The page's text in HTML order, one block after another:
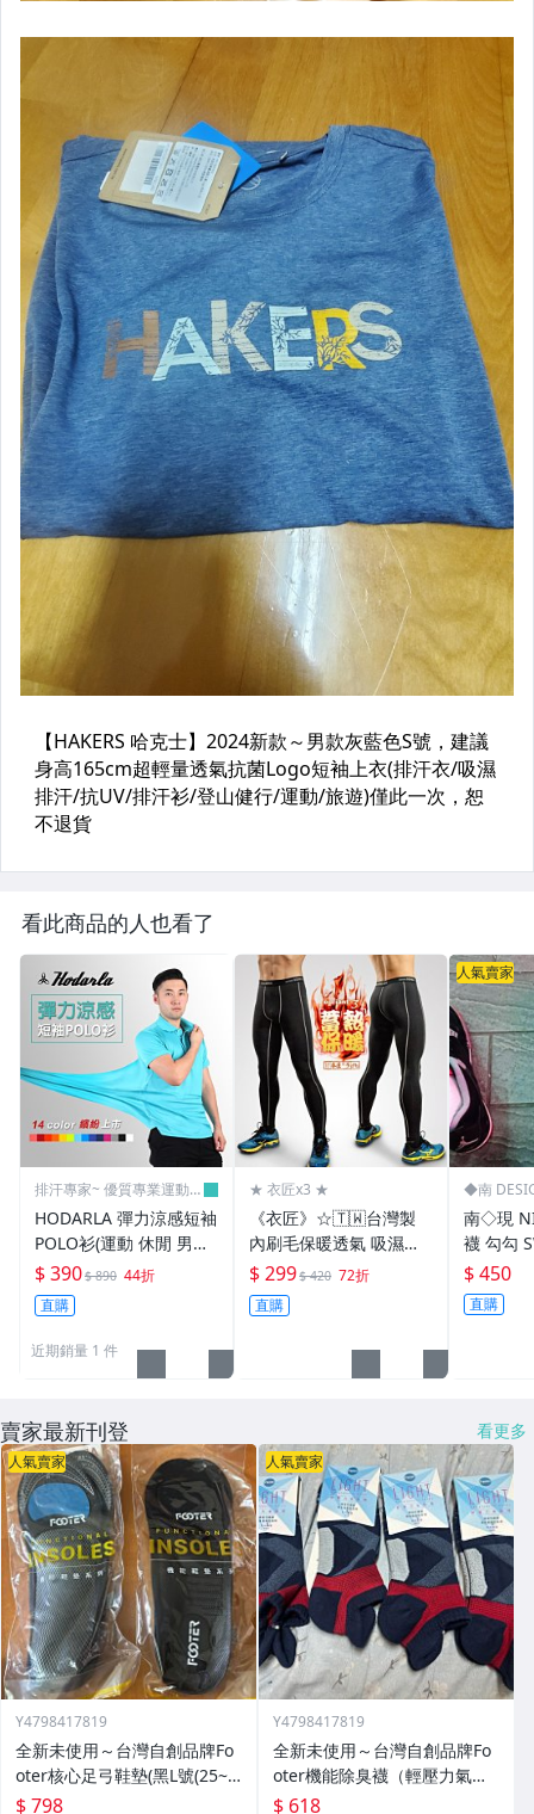
看此商品的人也看了
排汗專家~ 優質專業運動休
HODARLA 彈力涼感短袖
POLO衫(運動 休閒 男女
【03320711】≡排汗專
家≡
$ 390$ 890 44折
直購
近期銷量 1 件
★ 衣匠x3 ★
《衣匠》☆🇹🇼台灣製
內刷毛保暖透氣 吸濕排
汗男運動長褲 運動束褲
內搭褲 運動緊身褲 ﹝CK
32S﹞
$ 299$ 420 72折
直購
人氣賣家
◆南
南◇現
襪 勾勾
黑 棉質
子 吸汗
$ 450
直購
賣家最新刊登 看更多
人氣賣家
Y4798417819
全新未使用～台灣自創品牌Fo
oter核心足弓鞋墊(黑L號(25~2
8cm)可自行剪裁，兩雙一起
$ 798
人氣賣家
Y4798417819
全新未使用～台灣自創品牌Fo
oter機能除臭襪（輕壓力氣墊
襪深藍色）3雙都是L號（24～
$ 618